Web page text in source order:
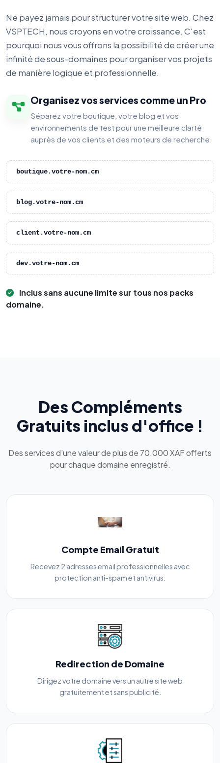
Ne payez jamais pour structurer votre site web. Chez
VSPTECH, nous croyons en votre croissance. C'est
pourquoi nous vous offrons la possibilité de créer une
infinité de sous-domaines pour organiser vos projets
de manière logique et professionnelle.
Organisez vos services comme un Pro
Séparez votre boutique, votre blog et vos
environnements de test pour une meilleure clarté
auprès de vos clients et des moteurs de recherche.
boutique.votre-nom.cm
blog.votre-nom.cm
client.votre-nom.cm
dev.votre-nom.cm
Inclus sans aucune limite sur tous nos packs
domaine.
Des Compléments
Gratuits inclus d'office !
Des services d'une valeur de plus de 70.000 XAF offerts
pour chaque domaine enregistré.
Compte Email Gratuit
Recevez 2 adresses email professionnelles avec
protection anti-spam et antivirus.
Redirection de Domaine
Dirigez votre domaine vers un autre site web
gratuitement et sans publicité.